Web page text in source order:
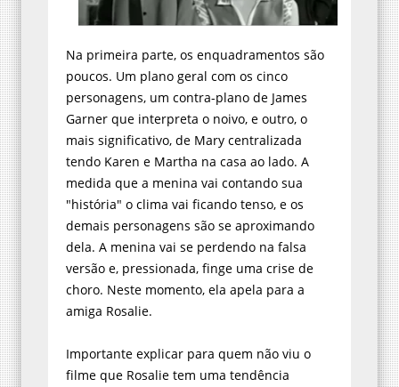
Na primeira parte, os enquadramentos são
poucos. Um plano geral com os cinco
personagens, um contra-plano de James
Garner que interpreta o noivo, e outro, o
mais significativo, de Mary centralizada
tendo Karen e Martha na casa ao lado. A
medida que a menina vai contando sua
"história" o clima vai ficando tenso, e os
demais personagens são se aproximando
dela. A menina vai se perdendo na falsa
versão e, pressionada, finge uma crise de
choro. Neste momento, ela apela para a
amiga Rosalie.
Importante explicar para quem não viu o
filme que Rosalie tem uma tendência